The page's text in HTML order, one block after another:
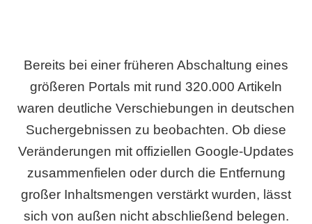
Bereits bei einer früheren Abschaltung eines
größeren Portals mit rund 320.000 Artikeln
waren deutliche Verschiebungen in deutschen
Suchergebnissen zu beobachten. Ob diese
Veränderungen mit offiziellen Google-Updates
zusammenfielen oder durch die Entfernung
großer Inhaltsmengen verstärkt wurden, lässt
sich von außen nicht abschließend belegen.